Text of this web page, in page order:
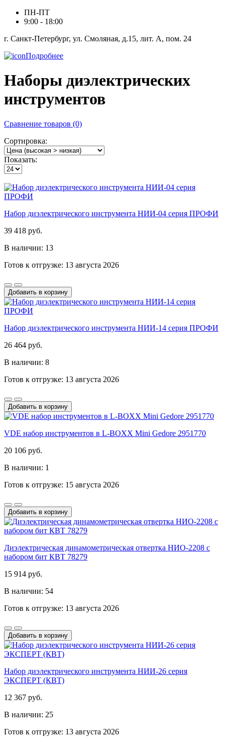
ПН-ПТ
9:00 - 18:00
г. Санкт-Петербург, ул. Смоляная, д.15, лит. А, пом. 24
Подробнее
Наборы диэлектрических
инструментов
Сравнение товаров (0)
Сортировка:
Показать:
Набор диэлектрического инструмента НИИ-04 серия ПРОФИ
39 418 руб.
В наличии: 13
Готов к отгрузке: 13 августа 2026
Добавить в корзину
Набор диэлектрического инструмента НИИ-14 серия ПРОФИ
26 464 руб.
В наличии: 8
Готов к отгрузке: 13 августа 2026
Добавить в корзину
VDE набор инструментов в L-BOXX Mini Gedore 2951770
20 106 руб.
В наличии: 1
Готов к отгрузке: 15 августа 2026
Добавить в корзину
Диэлектрическая динамометрическая отвертка НИО-2208 с
набором бит КВТ 78279
15 914 руб.
В наличии: 54
Готов к отгрузке: 13 августа 2026
Добавить в корзину
Набор диэлектрического инструмента НИИ-26 серия
ЭКСПЕРТ (КВТ)
12 367 руб.
В наличии: 25
Готов к отгрузке: 13 августа 2026